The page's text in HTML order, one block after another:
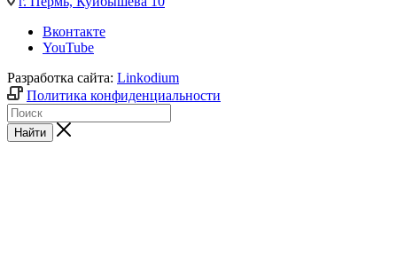
Вконтакте
YouTube
Разработка сайта: Linkodium
Политика конфиденциальности
Найти